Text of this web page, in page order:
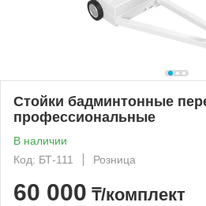
Стойки бадминтонные
профессиональные
В наличии
Код: БТ-111
Розница
60 000 ₸/комплект